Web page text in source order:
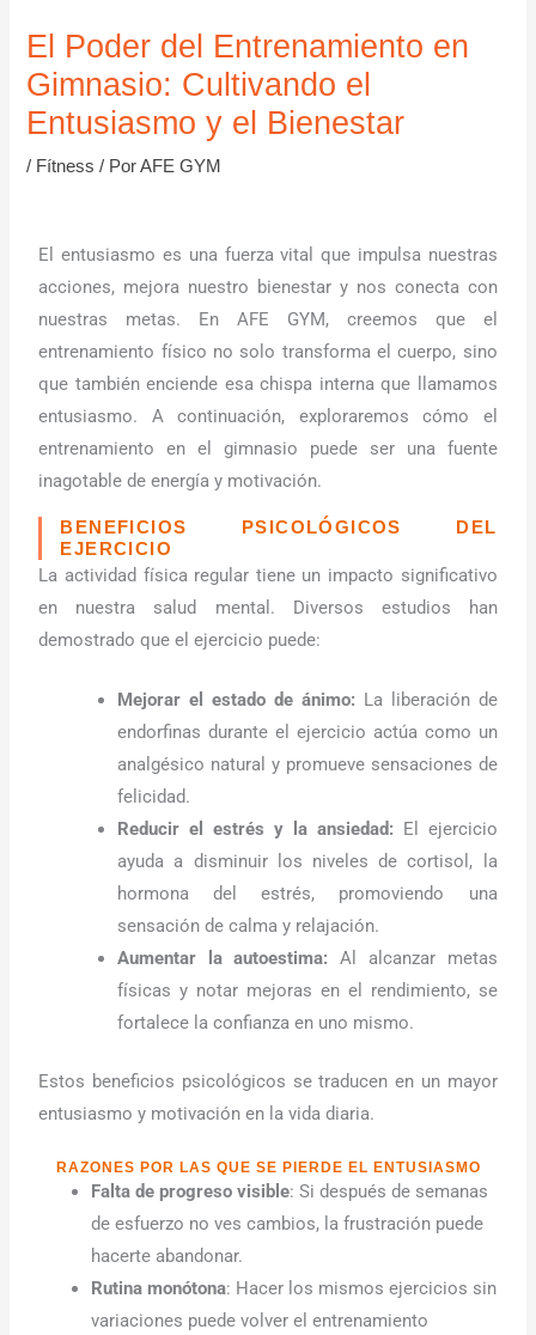
El Poder del Entrenamiento en
Gimnasio: Cultivando el
Entusiasmo y el Bienestar
/ Fítness / PorAFE GYM
El entusiasmo es una fuerza vital que impulsa nuestras
acciones, mejora nuestro bienestar y nos conecta con
nuestras metas. En AFE GYM, creemos que el
entrenamiento físico no solo transforma el cuerpo, sino
que también enciende esa chispa interna que llamamos
entusiasmo. A continuación, exploraremos cómo el
entrenamiento en el gimnasio puede ser una fuente
inagotable de energía y motivación.
BENEFICIOS PSICOLÓGICOS DEL
EJERCICIO
La actividad física regular tiene un impacto significativo
en nuestra salud mental. Diversos estudios han
demostrado que el ejercicio puede:
Mejorar el estado de ánimo: La liberación de
endorfinas durante el ejercicio actúa como un
analgésico natural y promueve sensaciones de
felicidad.
Reducir el estrés y la ansiedad: El ejercicio
ayuda a disminuir los niveles de cortisol, la
hormona del estrés, promoviendo una
sensación de calma y relajación.
Aumentar la autoestima: Al alcanzar metas
físicas y notar mejoras en el rendimiento, se
fortalece la confianza en uno mismo.
Estos beneficios psicológicos se traducen en un mayor
entusiasmo y motivación en la vida diaria.
RAZONES POR LAS QUE SE PIERDE EL ENTUSIASMO
Falta de progreso visible: Si después de semanas
de esfuerzo no ves cambios, la frustración puede
hacerte abandonar.
Rutina monótona: Hacer los mismos ejercicios sin
variaciones puede volver el entrenamiento